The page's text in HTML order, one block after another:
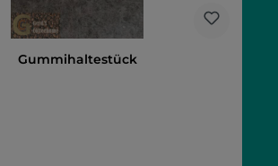
Gummihaltestück